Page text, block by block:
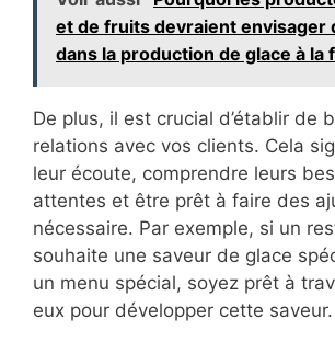
et de fruits devraient envisager
dans la production de glace à la
De plus, il est crucial d’établir de
relations avec vos clients. Cela
leur écoute, comprendre leurs
attentes et être prêt à faire des
nécessaire. Par exemple, si un
souhaite une saveur de glace
un menu spécial, soyez prêt à
eux pour développer cette saveur.